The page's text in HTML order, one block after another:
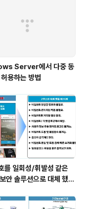
(IE
Server에서 다중 동
용하는 방법
를 일회성/휘발성 같은
안 솔루션으로 대체 했을